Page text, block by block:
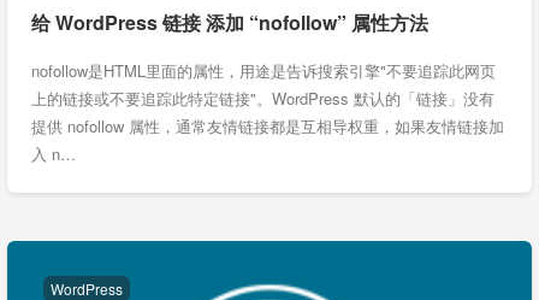
给 WordPress 链接 添加 “nofollow” 属性方法
nofollow是HTML里面的属性，用途是告诉搜索引擎"不要追踪此网页
上的链接或不要追踪此特定链接"。WordPress 默认的「链接」没有
提供 nofollow 属性，通常友情链接都是互相导权重，如果友情链接加
入 n…
WordPress